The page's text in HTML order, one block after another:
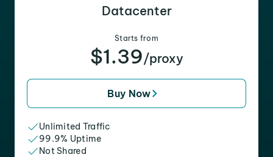
Datacenter
Starts from
$1.39/proxy
Buy Now
Unlimited Traffic
99.9% Uptime
Not Shared